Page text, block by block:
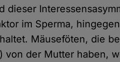
dieser
im Sperma,
Mäuseföten, die
von der Mutter haben,